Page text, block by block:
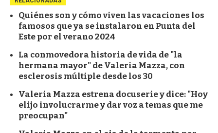
Quiénes son y cómo viven las vacaciones los
famosos que ya se instalaron en Punta del
Este por el verano 2024
La conmovedora historia de vida de "la
hermana mayor" de Valeria Mazza, con
esclerosis múltiple desde los 30
Valeria Mazza estrena docuserie y dice: "Hoy
elijo involucrarme y dar voz a temas que me
preocupan"